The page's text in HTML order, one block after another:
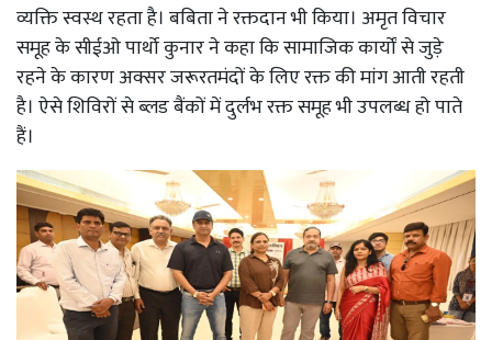
व्यक्ति स्वस्थ रहता है। बबिता ने रक्तदान भी किया। अमृत विचार
समूह के सीईओ पार्थो कुनार ने कहा कि सामाजिक कार्यों से जुड़े
रहने के कारण अक्सर जरूरतमंदों के लिए रक्त की मांग आती रहती
है। ऐसे शिविरों से ब्लड बैंकों में दुर्लभ रक्त समूह भी उपलब्ध हो पाते
हैं।